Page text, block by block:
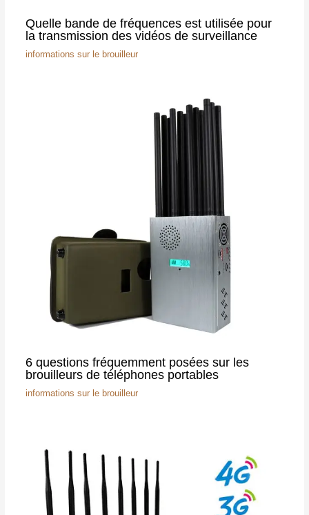
Quelle bande de fréquences est utilisée pour
la transmission des vidéos de surveillance
informations sur le brouilleur
6 questions fréquemment posées sur les
brouilleurs de téléphones portables
informations sur le brouilleur